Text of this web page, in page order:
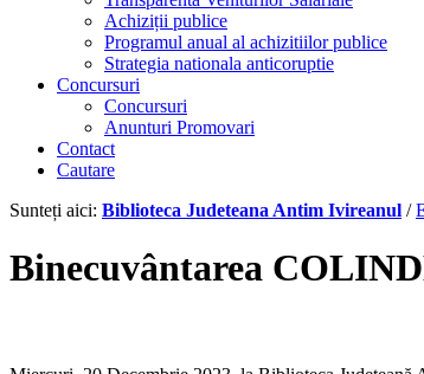
Achiziții publice
Programul anual al achizitiilor publice
Strategia nationala anticoruptie
Concursuri
Concursuri
Anunturi Promovari
Contact
Cautare
Sunteți aici: Biblioteca Judeteana Antim Ivireanul /
Binecuvântarea